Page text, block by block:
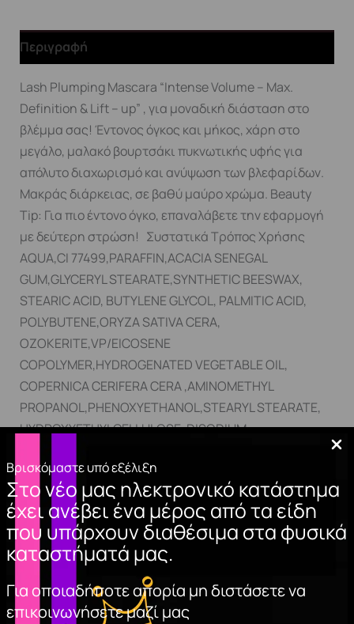
Βρισκόμαστε υπό εξέλιξη
Στο νέο μας ηλεκτρονικό κατάστημα
έχει ανέβει ένα μέρος από τα είδη
που υπάρχουν διαθέσιμα στα φυσικά
καταστήματά μας.
Για οποιαδήποτε απορία μη διστάσετε να
επικοινωνήσετε μαζί μας
Περιγραφή
Lash Plumping Mascara “Intense Volume – Max.
Definition & Lift – up” , για μοναδική διάσταση στο
βλέμμα σας! Έντονος όγκος και μήκος, χάρη στο
μεγάλο, μαλακό βουρτσάκι πυκνωτικής υφής για
απόλυτο διαχωρισμό και ανύψωση των βλεφαρίδων.
Μακράς διάρκειας, σε βαθύ μαύρο χρώμα. Beauty
Tip: Για πιο έντονο όγκο, επαναλάβετε την εφαρμογή
με δεύτερη στρώση! Συστατικά Τρόπος Χρήσης
AQUA,CI 77499,PARAFFIN,ACACIA SENEGAL
GUM,GLYCERYL STEARATE,SYNTHETIC BEESWAX,
STEARIC ACID, BUTYLENE GLYCOL, PALMITIC ACID,
POLYBUTENE,ORYZA SATIVA CERA,
OZOKERITE,VP/EICOSENE
COPOLYMER,HYDROGENATED VEGETABLE OIL,
COPERNICA CERIFERA CERA ,AMINOMETHYL
PROPANOL,PHENOXYETHANOL,STEARYL STEARATE,
HYDROXYETHYLCELLULOSE, DISODIUM
επιθυμητή ποσότητα στα βλέφαρα και για πιο έντονο
αποτέλεσμα συνδυάστε με το LASH PRIMER GR .
Σχετικά προϊόντα